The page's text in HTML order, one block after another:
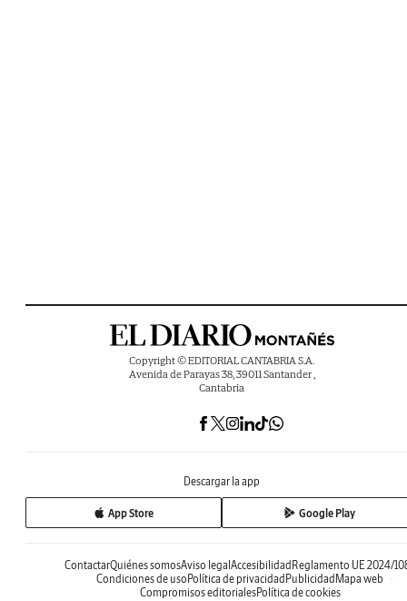
Copyright © EDITORIAL CANTABRIA S.A.
Avenida de Parayas 38, 39011 Santander ,
Cantabria
Descargar la app
App Store Google Play
ContactarQuiénes somosAviso legal Accesibilidad Reglamento UE 2024/
Condiciones de uso Política de privacidad Publicidad Mapa web
Compromisos editorialesPolítica de cookies